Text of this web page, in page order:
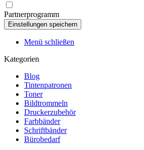
Partnerprogramm
Menü schließen
Kategorien
Blog
Tintenpatronen
Toner
Bildtrommeln
Druckerzubehör
Farbbänder
Schriftbänder
Bürobedarf